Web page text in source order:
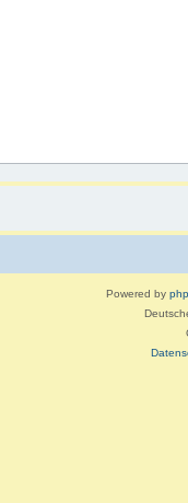
Powered by